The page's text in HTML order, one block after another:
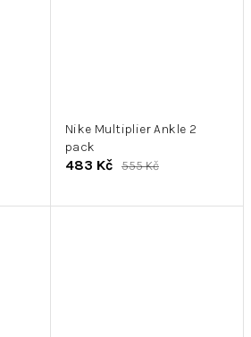
Nike Multiplier Ankle 2
pack
483 Kč 555 Kč